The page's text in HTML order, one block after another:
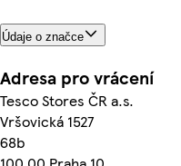
Údaje o značce
Adresa pro vrácení
Tesco Stores ČR a.s.
Vršovická 1527
68b